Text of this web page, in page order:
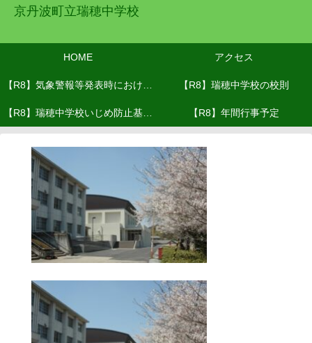
京丹波町立瑞穂中学校
HOME アクセス
【R8】気象警報等発表時における
対応(R8.６月改訂）
【R8】瑞穂中学校の校則
【R8】瑞穂中学校いじめ防止基本 【R8】年間行事予定